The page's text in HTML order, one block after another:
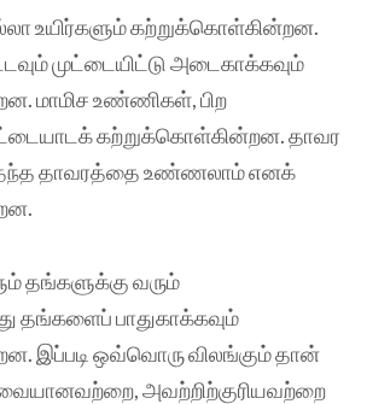
உயிர்களும் கற்றுக்கொள்கின்றன.
முட்டையிட்டு அடைகாக்கவும்
மாமிச உண்ணிகள், பிற
கற்றுக்கொள்கின்றன. தாவர
தாவரத்தை உண்ணலாம் எனக்
தங்களுக்கு வரும்
தங்களைப் பாதுகாக்கவும்
இப்படி ஒவ்வொரு விலங்கும் தான்
அவற்றிற்குரியவற்றை